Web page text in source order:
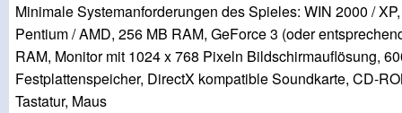
Minimale Systemanforderungen des Spieles: WIN 2000 /
Pentium / AMD, 256 MB RAM, GeForce 3 (oder
RAM, Monitor mit 1024 x 768 Pixeln Bildschirmauflösung,
Festplattenspeicher, DirectX kompatible Soundkarte, CD-
Tastatur, Maus